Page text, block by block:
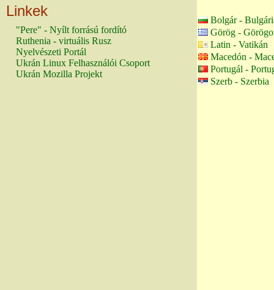
Linkek
"Pere" - Nyílt forrású fordító
Ruthenia - virtuális Rusz
Nyelvészeti Portál
Ukrán Linux Felhasználói Csoport
Ukrán Mozilla Projekt
Bolgár -
Görög -
Latin - Vatikán
Macedón -
Portugál -
Szerb - Szerbia